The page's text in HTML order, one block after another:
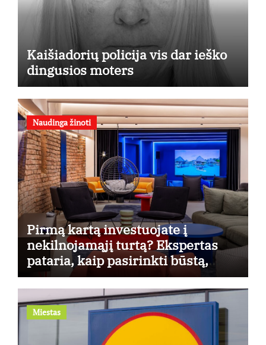
Kaišiadorių policija vis dar ieško
dingusios moters
Naudinga žinoti
Pirmą kartą investuojate į
nekilnojamąjį turtą? Ekspertas
pataria, kaip pasirinkti būstą,
kuris generuos grąžą
Miestas